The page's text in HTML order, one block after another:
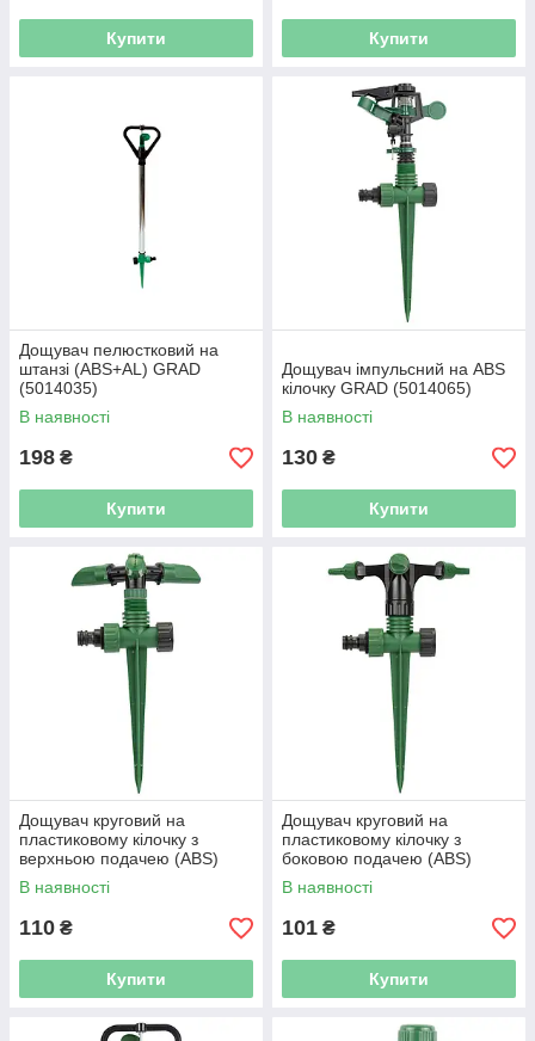
Купити Купити
Дощувач пелюстковий на
штанзі (ABS+AL) GRAD
(5014035)
В наявності
198 ₴
Купити
Дощувач імпульсний на ABS
кілочку GRAD (5014065)
В наявності
130 ₴
Купити
Дощувач круговий на
пластиковому кілочку з
верхньою подачею (ABS)
GRAD (5014105)
В наявності
110 ₴
Купити
Дощувач круговий на
пластиковому кілочку з
боковою подачею (ABS)
GRAD (5014115)
В наявності
101 ₴
Купити